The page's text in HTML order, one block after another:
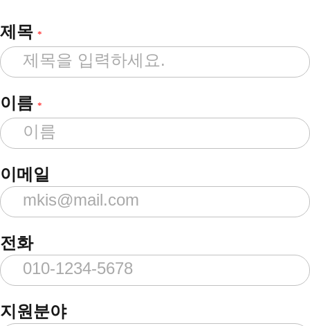
제목 *
이름 *
이메일
전화
지원분야